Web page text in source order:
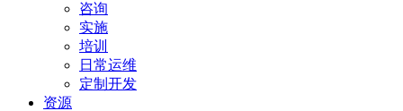
咨询
实施
培训
日常运维
定制开发
资源